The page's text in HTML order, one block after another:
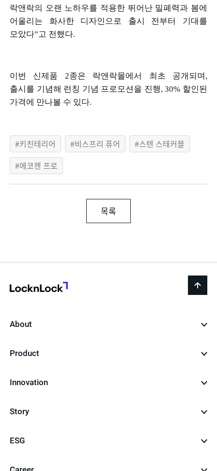
락앤락의 오랜 노하우를 적용한 뛰어난 밀폐력과 봄에
어울리는 화사한 디자인으로 출시 전부터 기대를
모았다”고 전했다.
이번 신제품 2종은 락앤락몰에서 최초 공개되며 ,
출시를 기념해 런칭 기념 프로모션을 진행, 30% 할인된
가격에 만나볼 수 있다.
키친테리어 비스프리 퓨어
스텐 스테커블
에코젠 프로
목록
back
About
Product
Innovation
Story
ESG